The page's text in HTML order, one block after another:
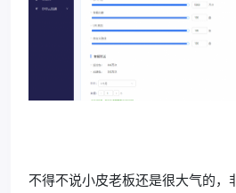
不得不说小皮老板还是很大气的，